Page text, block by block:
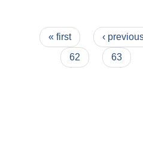
Pages
« first ‹
62
63